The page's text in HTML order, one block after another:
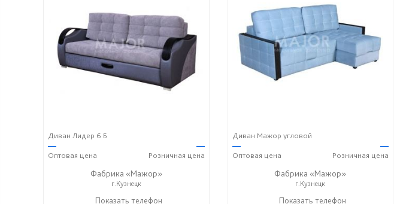
Диван Лидер 6 Б
—
Оптовая цена
—
Розничная цена
Фабрика «Мажор»
г.Кузнецк
+7 (999) 611-98-99 ☎+7 (999) 610-99-95
Показать телефон
Диван Мажор угловой
—
Оптовая цена
—
Розничная цена
Фабрика «Мажор»
г.Кузнецк
+7 (999) 611-98-99 ☎+7 (999) 610-99-95
Показать телефон